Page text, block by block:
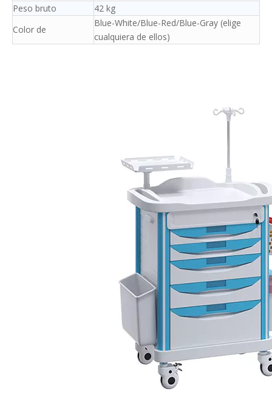
Peso bruto
42 kg
Color de
Blue-White/Blue-Red/Blue-Gray (elige
cualquiera de ellos)